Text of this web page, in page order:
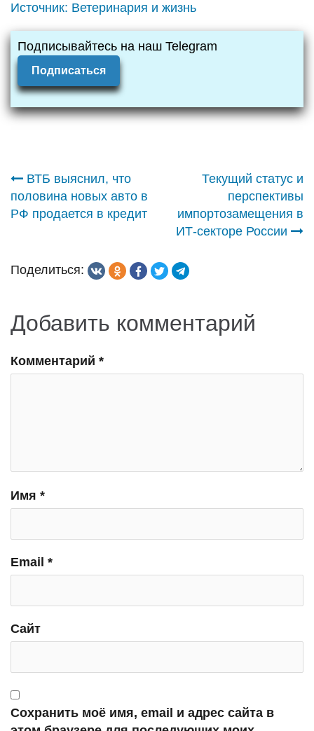
Источник: Ветеринария и жизнь
Подписывайтесь на наш Telegram
Подписаться
Навигация
по
ВТБ выяснил, что
половина новых авто в
РФ продается в кредит
Текущий статус и
перспективы
импортозамещения в
ИТ-секторе России
Поделиться:
Добавить комментарий
Комментарий *
Имя *
Email *
Сайт
Сохранить моё имя, email и адрес сайта в